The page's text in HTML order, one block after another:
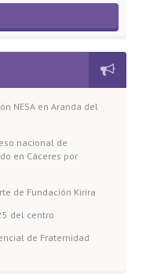
NESA en Aranda del
nacional de
en Cáceres por
de Fundación Kirira
del centro
de Fraternidad